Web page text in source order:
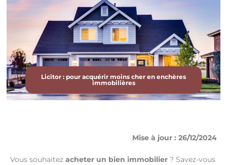
Licitor : pour acquérir moins cher en enchères
immobilières
Mise à jour : 26/12/2024
Vous souhaitez acheter un bien immobilier ? Savez-vous